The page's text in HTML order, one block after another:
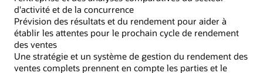
d'activité et de la concurrence
Prévision des résultats et du rendement pour aider à
établir les attentes pour le prochain cycle de rendement
des ventes
Une stratégie et un système de gestion du rendement des
ventes complets prennent en compte les parties et le